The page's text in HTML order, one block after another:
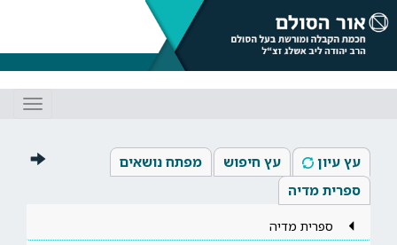
עץ עיון עץ חיפוש
מפתח נושאים
ספרית מדיה
ספרית מדיה